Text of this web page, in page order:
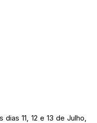
11, 12 e 13 de Julho,